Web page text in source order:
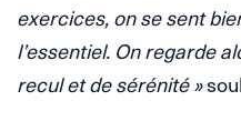
exercices, on se sent
l’essentiel. On regarde
recul et de sérénité »